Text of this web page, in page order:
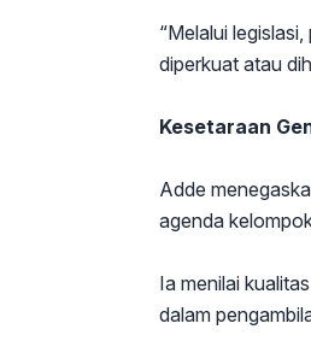
“Melalui
diperkuat atau
Kesetaraan
Adde
agenda
Ia menilai
dalam